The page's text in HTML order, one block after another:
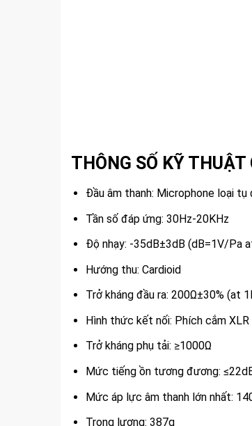
THÔNG SỐ KỸ
Đầu âm thanh: Microphone loại tụ
Tần số đáp ứng: 30Hz-20KHz
Độ nhạy: -35dB±3dB (dB=1V/Pa
Hướng thu: Cardioid
Trở kháng đầu ra: 200Ω±30% (at
Hình thức kết nối: Phích cắm
Trở kháng phụ tải: ≥1000Ω
Mức tiếng ồn tương đương:
Mức áp lực âm thanh lớn nhất:
Trọng lượng: 387g